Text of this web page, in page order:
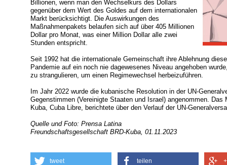
Billionen, wenn man den Wechselkurs des Dollars
gegenüber dem Wert des Goldes auf dem internationalen
Markt berücksichtigt. Die Auswirkungen des
Maßnahmenpakets belaufen sich auf über 405 Millionen
Dollar pro Monat, was einer Million Dollar alle zwei
Stunden entspricht.
Seit 1992 hat die internationale Gemeinschaft ihre Ablehnung
Pandemie auf ein noch nie dagewesenes Niveau angehoben
zu strangulieren, um einen Regimewechsel herbeizuführen.
Im Jahr 2022 wurde die kubanische Resolution in der UN-
Gegenstimmen (Vereinigte Staaten und Israel) angenommen.
Kuba, Cuba Libre, berichtete über den Verlauf der UN-
Quelle und Foto: Prensa Latina
Freundschaftsgesellschaft BRD-Kuba, 01.11.2023
tweet teilen